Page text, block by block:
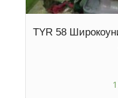
TYR 58